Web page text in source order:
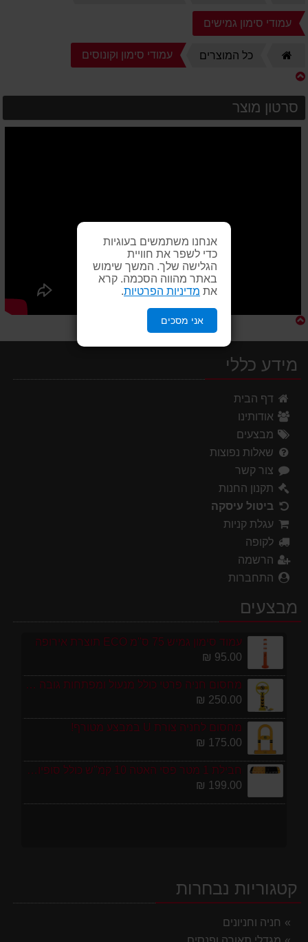
אנחנו משתמשים בעוגיות
כדי לשפר את חוויית
הגלישה שלך. המשך שימוש
באתר מהווה הסכמה. קרא
את מדיניות הפרטיות
אני מסכים
עמודי סימון גמישים
כל המוצרים עמודי סימון וקונוסים
סרטון מוצר
מידע כללי
דף הבית
אודותינו
מבצעים
שאלות נפוצות
צור קשר
תקנון החנות
ביטול עיסקה
עגלת קניות
לקופה
הרשמה
התחברות
מבצעים
עמוד סימון גמיש 75 ס''מ ECO תוצרת אירופה
95.00 ₪
מחסום חניה פרטי כולל מנעול ומפתחות גובה 70 ס"מ
250.00 ₪
מחסום לחניה צורת U במבצע מטורף!
175.00 ₪
חבילת 1 מטר פסי האטה 10 קמ''ש כולל סופיות מפלסטיק
199.00 ₪
קטגוריות נבחרות
חניה וחניונים